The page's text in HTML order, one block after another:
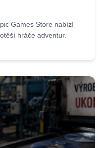
Games Store nabízí
hráče adventur.